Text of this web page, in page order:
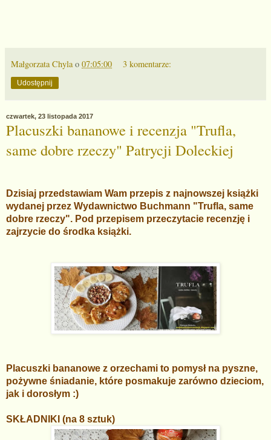
Małgorzata Chyla o 07:05:00 3 komentarze:
Udostępnij
czwartek, 23 listopada 2017
Placuszki bananowe i recenzja "Trufla,
same dobre rzeczy" Patrycji Doleckiej
Dzisiaj przedstawiam Wam przepis z najnowszej książki
wydanej przez Wydawnictwo Buchmann "Trufla, same
dobre rzeczy". Pod przepisem przeczytacie recenzję i
zajrzycie do środka książki.
Placuszki bananowe z orzechami to pomysł na pyszne,
pożywne śniadanie, które posmakuje zarówno dzieciom,
jak i dorosłym :)
SKŁADNIKI (na 8 sztuk)